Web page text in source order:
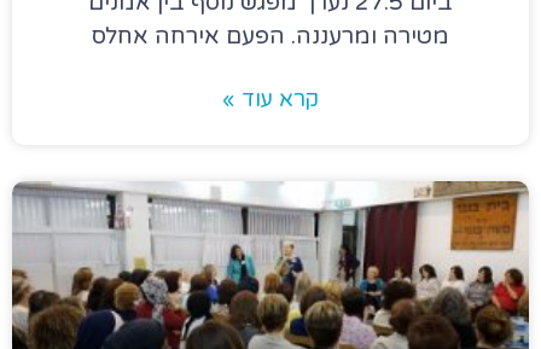
מטירה ומרעננה. הפעם אירחה אחלס
קרא עוד »